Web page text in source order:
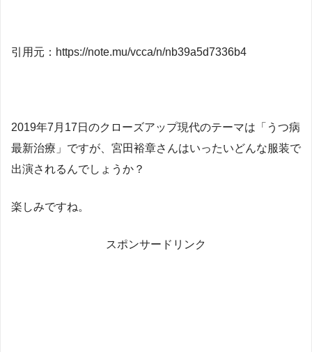
引用元：https://note.mu/vcca/n/nb39a5d7336b4
2019年7月17日のクローズアップ現代のテーマは「うつ病
最新治療」ですが、宮田裕章さんはいったいどんな服装で
出演されるんでしょうか？
楽しみですね。
スポンサードリンク